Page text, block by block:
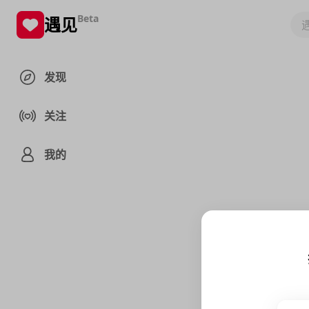
遇见Beta
发现
关注
我的